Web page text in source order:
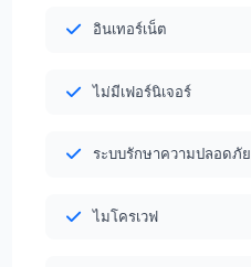
อินเทอร์เน็ต
ไม่มีเฟอร์นิเจอร์
ระบบรักษาความปลอดภัย
ไมโครเวฟ